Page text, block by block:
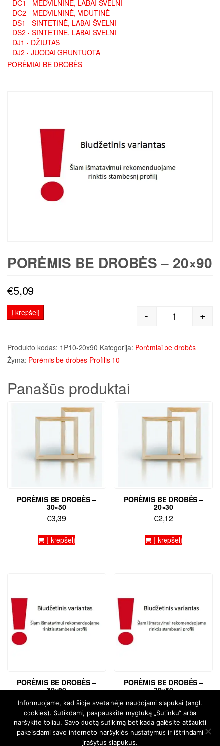
DC1 - MEDVILNINĖ, LABAI ŠVELNI
DC2 - MEDVILNINĖ, VIDUTINĖ
DS1 - SINTETINĖ, LABAI ŠVELNI
DS2 - SINTETINĖ, LABAI ŠVELNI
DJ1 - DŽIUTAS
DJ2 - JUODAI GRUNTUOTA
PORĖMIAI BE DROBĖS
PORĖMIS BE DROBĖS – 20×90
€5,09
produkto
- +
Į krepšelį
Produkto kodas: 1P10-20x90 Kategorija: Porėmiai be drobės
Žyma: Porėmis be drobės Profilis 10
Panašūs produktai
PORĖMIS BE DROBĖS –
30×50
€3,39
Į krepšelį
PORĖMIS BE DROBĖS –
20×30
€2,12
Į krepšelį
PORĖMIS BE DROBĖS –
30×90
€5,72
Į krepšelį
PORĖMIS BE DROBĖS –
20×80
€ 4,66
Į krepšelį
Informuojame, kad šioje svetainėje naudojami slapukai (angl.
cookies). Sutikdami, paspauskite mygtuką „Sutinku“ arba
naršykite toliau. Savo duotą sutikimą bet kada galėsite atšaukti
pakeisdami savo interneto naršyklės nustatymus ir ištrindami
įrašytus slapukus.